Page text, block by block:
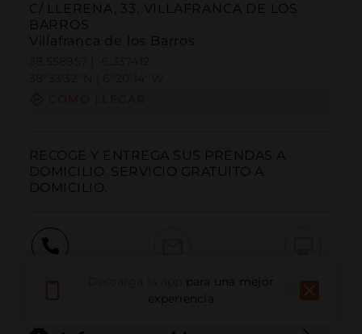
C/ LLERENA, 33. VILLAFRANCA DE LOS
BARROS
Villafranca de los Barros
RECOGE Y ENTREGA SUS PRENDAS A
DOMICILIO. SERVICIO GRATUITO A
DOMICILIO.
Emailpara una mejor
experiencia